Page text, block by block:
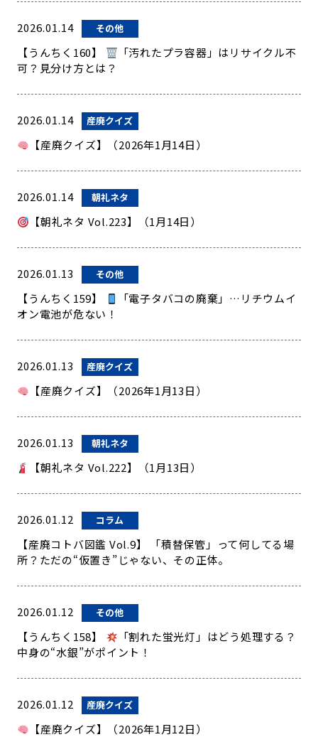
2026.01.14 その他
【うんちく160】
「汚れたプラ容器」はリサイクル不
可？見分け方とは？
2026.01.14 産廃クイズ
【産廃クイズ】（2026年1月14日）
2026.01.14 朝礼ネタ
【朝礼ネタ Vol.223】（1月14日）
2026.01.13 その他
【うんちく159】
「電子タバコの廃棄」…リチウムイ
オン電池が危ない！
2026.01.13 産廃クイズ
【産廃クイズ】（2026年1月13日）
2026.01.13 朝礼ネタ
【朝礼ネタ Vol.222】（1月13日）
2026.01.12 コラム
【産廃コトバ図鑑 Vol.9】 「積替保管」って何してる場
所？ただの“仮置き”じゃない、その正体。
2026.01.12 その他
【うんちく158】
「割れた蛍光灯」はどう処理する？
中身の“水銀”がポイント！
2026.01.12 産廃クイズ
【産廃クイズ】（2026年1月12日）